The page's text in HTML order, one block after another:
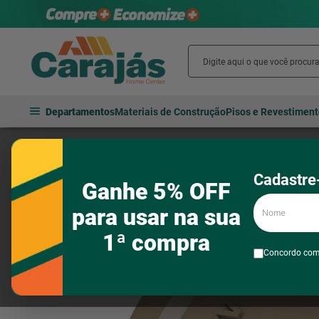
DepartamentosMateriais de ConstruçãoPisos e
Ganhe 5% OFF
para usar na sua
1ª compra
Nome
Concordo
Hidráulica